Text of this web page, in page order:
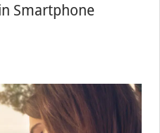
Smartphone